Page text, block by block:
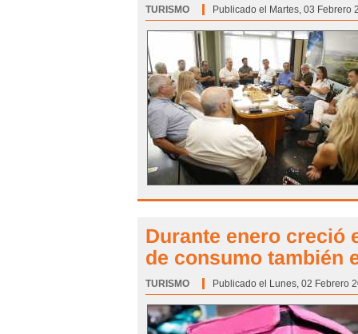
TURISMO Publicado el Martes, 03 Febrero
Durante enero creció
de consumo también
TURISMO Publicado el Lunes, 02 Febrero